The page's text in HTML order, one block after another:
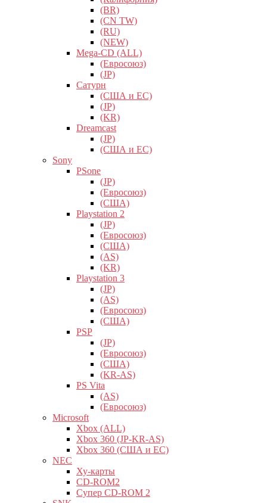
(BR)
(CN TW)
(RU)
(NEW)
Mega-CD (ALL)
(Евросоюз)
(JP)
Сатурн
(США и ЕС)
(JP)
(KR)
Dreamcast
(JP)
(США и ЕС)
Sony
PSone
(JP)
(Евросоюз)
(США)
Playstation 2
(JP)
(Евросоюз)
(США)
(AS)
(KR)
Playstation 3
(JP)
(AS)
(Евросоюз)
(США)
PSP
(JP)
(Евросоюз)
(США)
(KR-AS)
PS Vita
(AS)
(Евросоюз)
Microsoft
Xbox (ALL)
Xbox 360 (JP-KR-AS)
Xbox 360 (США и ЕС)
NEC
Ху-карты
CD-ROM2
Супер CD-ROM 2